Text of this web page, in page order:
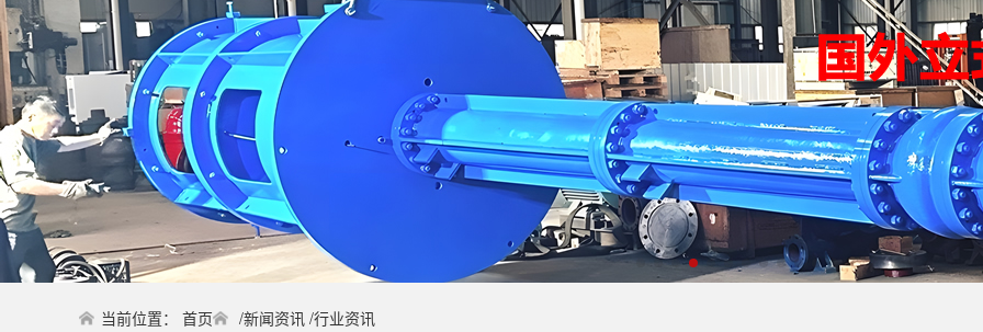
当前位置： 首页 /新闻资讯 /行业资讯